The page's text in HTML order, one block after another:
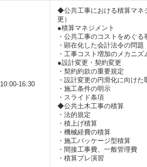
10:00-16:30
◆公共工事における積算マネ
更）
●積算マネジメント
・公共工事のコストをめぐる
・顕在化した会計法令の問題
・工事コスト増加のメカニズ
●設計変更・契約変更
・契約約款の重要規定
・設計変更の円滑化に向けた
・施工条件の明示
・スライド条項
◆公共土木工事の積算
・法的規定
・積上げ積算
・機械経費の積算
・施工パッケージ型積算
・間接工事費、一般管理費
・積算プレ演習